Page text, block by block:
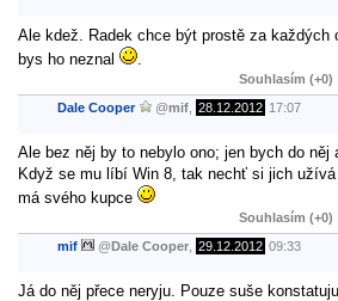
Ale kdež. Radek chce být prostě za každých
bys ho neznal
Souhlasím (+0)
Dale Cooper @mif 28.12.2012 17:07
Ale bez něj by to nebylo ono; jen bych do něj
Když se mu líbí Win 8, tak nechť si jich
má svého kupce
Souhlasím (+0)
mif @Dale Cooper 29.12.2012 09:33
Já do něj přece neryju. Pouze suše konstatuju.